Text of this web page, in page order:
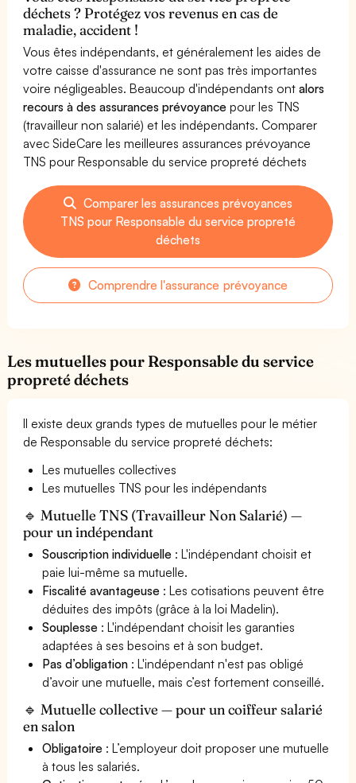
déchets ? Protégez vos revenus en cas de
maladie, accident !
Vous êtes indépendants, et généralement les aides de
votre caisse d'assurance ne sont pas très importantes
voire négligeables. Beaucoup d'indépendants ontalors
recours à des assurances prévoyance pour les TNS
(travailleur non salarié) et les indépendants. Comparer
avec SideCare les meilleures assurances prévoyance
TNS pour Responsable du service propreté déchets
Comparer les assurances prévoyances
TNS pour Responsable du service propreté
déchets
Comprendre l'assurance prévoyance
Les mutuelles pour Responsable du service
propreté déchets
Il existe deux grands types de mutuelles pour le métier
de Responsable du service propreté déchets:
Les mutuelles collectives
Les mutuelles TNS pour les indépendants
🔹 Mutuelle TNS (Travailleur Non Salarié) —
pour un indépendant
Souscription individuelle : L'indépendant choisit et
paie lui-même sa mutuelle.
Fiscalité avantageuse : Les cotisations peuvent être
déduites des impôts (grâce à la loi Madelin).
Souplesse : L'indépendant choisit les garanties
adaptées à ses besoins et à son budget.
Pas d’obligation : L'indépendant n'est pas obligé
d’avoir une mutuelle, mais c’est fortement conseillé.
🔹 Mutuelle collective — pour un coiffeur salarié
en salon
Obligatoire : L’employeur doit proposer une mutuelle
à tous les salariés.